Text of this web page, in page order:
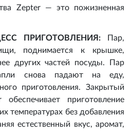
Zepter — это пожизненная
ПРИГОТОВЛЕНИЯ: Пар,
поднимается к крышке,
других частей посуды. Пар
снова падают на еду,
приготовления. Закрытый
приготовление
температурах без добавления
естественный вкус, аромат,